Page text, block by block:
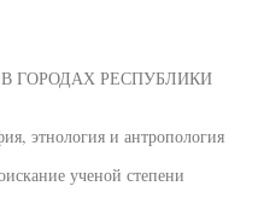
ГОРОДАХ РЕСПУБЛИКИ
этнология и антропология
ученой степени